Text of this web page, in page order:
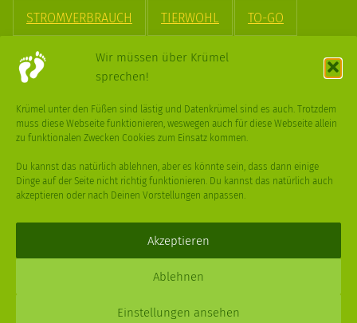
Wir müssen über Krümel
sprechen!
Krümel unter den Füßen sind lästig und Datenkrümel sind es auch. Trotzdem
muss diese Webseite funktionieren, weswegen auch für diese Webseite allein
zu funktionalen Zwecken Cookies zum Einsatz kommen.
Du kannst das natürlich ablehnen, aber es könnte sein, dass dann einige
Dinge auf der Seite nicht richtig funktionieren. Du kannst das natürlich auch
akzeptieren oder nach Deinen Vorstellungen anpassen.
Akzeptieren
Ablehnen
Einstellungen ansehen
STROMVERBRAUCH TIERWOHL TO-GO
TREND UPCYCLING VEGAN
WEIHNACHTSBAUM WINTER
XPDT : Marken & Kommunikation